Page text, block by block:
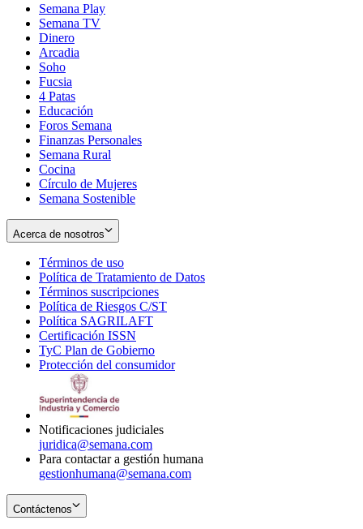
Semana Play
Semana TV
Dinero
Arcadia
Soho
in
new
window
Fucsia
in
new
window
4 Patas
Educación
Foros Semana
Finanzas Personales
Semana Rural
Cocina
Círculo de Mujeres
Semana Sostenible
Acerca de nosotros
Términos de uso
in
new
window
Política de Tratamiento de Datos
Términos suscripciones
in
Política de Riesgos C/ST
Política SAGRILAFT
new
window
Certificación ISSN
in
new
TyC Plan de Gobierno
in
Protección del consumidorOpens
Notificaciones judiciales
juridica@semana.com
Para contactar a gestión humana
gestionhumana@semana.com
Contáctenos